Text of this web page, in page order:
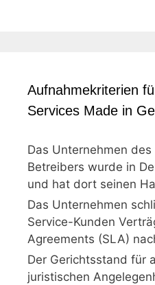
Aufnahmekriterien
Services Made in
Das Unternehmen
Betreibers wurde in
und hat dort seinen
Das Unternehmen
Service-Kunden
Agreements (SLA)
Der Gerichtsstand für
juristischen